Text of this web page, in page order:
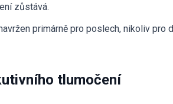
zůstává.
primárně pro poslech, nikoliv pro
tlumočení